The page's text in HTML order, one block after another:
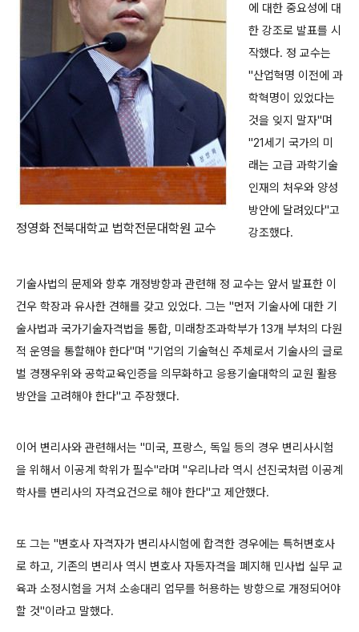
정영화 전북대학교 법학전문대학원 교수
에 대한 중요성에 대
한 강조로 발표를 시
작했다. 정 교수는
"산업혁명 이전에 과
학혁명이 있었다는
것을 잊지 말자"며
"21세기 국가의 미
래는 고급 과학기술
인재의 처우와 양성
방안에 달려있다"고
강조했다.
기술사법의 문제와 향후 개정방향과 관련해 정 교수는 앞서 발표한 이
건우 학장과 유사한 견해를 갖고 있었다. 그는 "먼저 기술사에 대한 기
술사법과 국가기술자격법을 통합, 미래창조과학부가 13개 부처의 다원
적 운영을 통할해야 한다"며 "기업의 기술혁신 주체로서 기술사의 글로
벌 경쟁우위와 공학교육인증을 의무화하고 응용기술대학의 교원 활용
방안을 고려해야 한다"고 주장했다.
이어 변리사와 관련해서는 "미국, 프랑스, 독일 등의 경우 변리사시험
을 위해서 이공계 학위가 필수"라며 "우리나라 역시 선진국처럼 이공계
학사를 변리사의 자격요건으로 해야 한다"고 제안했다.
또 그는 "변호사 자격자가 변리사시험에 합격한 경우에는 특허변호사
로 하고, 기존의 변리사 역시 변호사 자동자격을 폐지해 민사법 실무 교
육과 소정시험을 거쳐 소송대리 업무를 허용하는 방향으로 개정되어야
할 것"이라고 말했다.